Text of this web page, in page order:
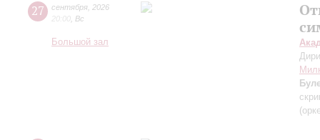
27 сентября 2026
20:00 Вс
Большой зал